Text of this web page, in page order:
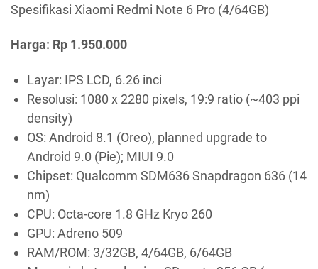
Spesifikasi Xiaomi Redmi Note 6 Pro (4/64GB)
Harga: Rp 1.950.000
Layar: IPS LCD, 6.26 inci
Resolusi: 1080 x 2280 pixels, 19:9 ratio (~403 ppi
density)
OS: Android 8.1 (Oreo), planned upgrade to
Android 9.0 (Pie); MIUI 9.0
Chipset: Qualcomm SDM636 Snapdragon 636 (14
nm)
CPU: Octa-core 1.8 GHz Kryo 260
GPU: Adreno 509
RAM/ROM: 3/32GB, 4/64GB, 6/64GB